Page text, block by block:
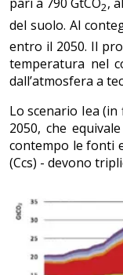
2
del suolo. Al
entro il 2050. Il
temperatura nel
dall’atmosfera a
Lo scenario Iea
2050, che
contempo le fonti
(Ccs) - devono